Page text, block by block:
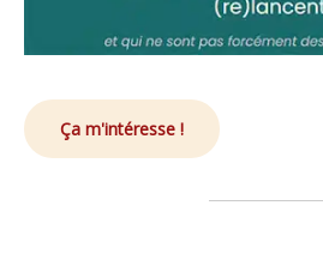
Ça m'intéresse !